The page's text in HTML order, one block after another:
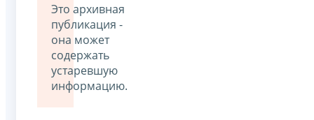
Это архивная
публикация -
она может
содержать
устаревшую
информацию.